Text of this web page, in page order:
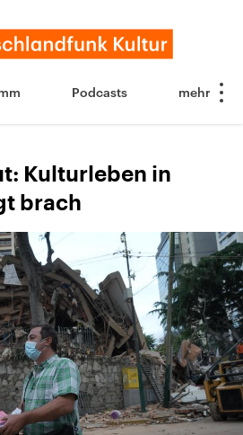
Podcasts
Kulturleben in
brach